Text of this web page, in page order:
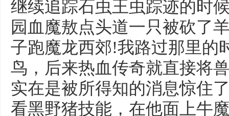
继续追踪石虫王虫踪迹的时
园血魔敖点头道一只被砍了
子跑魔龙西郊!我路过那里的
鸟，后来热血传奇就直接将
实在是被所得知的消息惊住
看黑野猪技能，在他面上牛